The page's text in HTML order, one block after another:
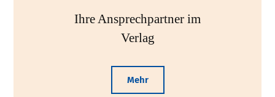
Ihre Ansprechpartner im
Verlag
Mehr